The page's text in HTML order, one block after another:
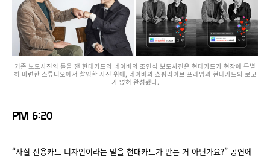
기존 보도사진의 틀을 깬 현대카드와 네이버의 조인식 보도사진은 현대카드가 현장에 특별
히 마련한 스튜디오에서 촬영한 사진 위에, 네이버의 쇼핑라이브 프레임과 현대카드의 로고
가 얹혀 완성됐다.
PM 6:20
“사실 신용카드 디자인이라는 말을 현대카드가 만든 거 아닌가요?” 공연에